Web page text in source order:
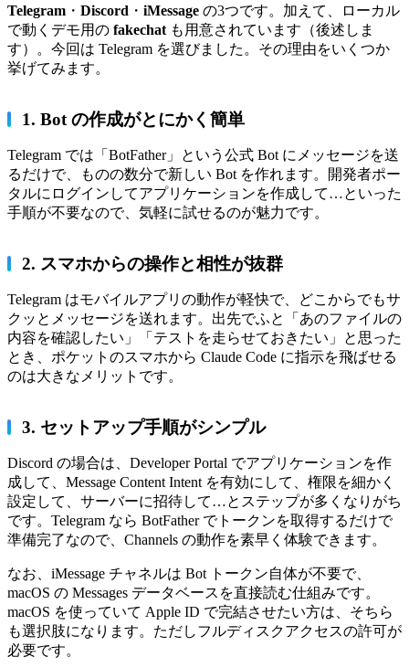
Telegram ・ Discord ・ iMessage の3つです。加えて、ローカル
で動くデモ用の fakechat も用意されています（後述しま
す）。今回は Telegram を選びました。その理由をいくつか
挙げてみます。
1. Bot の作成がとにかく簡単
Telegram では「BotFather」という公式 Bot にメッセージを送
るだけで、ものの数分で新しい Bot を作れます。開発者ポー
タルにログインしてアプリケーションを作成して…といった
手順が不要なので、気軽に試せるのが魅力です。
2. スマホからの操作と相性が抜群
Telegram はモバイルアプリの動作が軽快で、どこからでもサ
クッとメッセージを送れます。出先でふと「あのファイルの
内容を確認したい」「テストを走らせておきたい」と思った
とき、ポケットのスマホから Claude Code に指示を飛ばせる
のは大きなメリットです。
3. セットアップ手順がシンプル
Discord の場合は、Developer Portal でアプリケーションを作
成して、Message Content Intent を有効にして、権限を細かく
設定して、サーバーに招待して…とステップが多くなりがち
です。Telegram なら BotFather でトークンを取得するだけで
準備完了なので、Channels の動作を素早く体験できます。
なお、iMessage チャネルは Bot トークン自体が不要で、
macOS の Messages データベースを直接読む仕組みです。
macOS を使っていて Apple ID で完結させたい方は、そちら
も選択肢になります。ただしフルディスクアクセスの許可が
必要です。